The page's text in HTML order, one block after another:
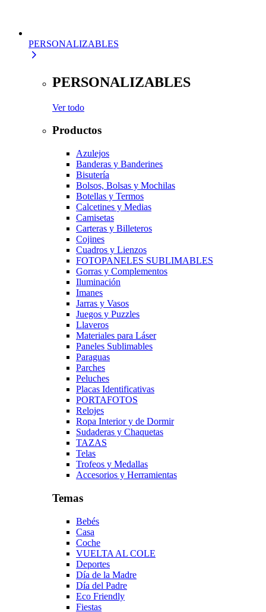
PERSONALIZABLES
PERSONALIZABLES
Ver todo
Productos
Azulejos
Banderas y Banderines
Bisutería
Bolsos, Bolsas y Mochilas
Botellas y Termos
Calcetines y Medias
Camisetas
Carteras y Billeteros
Cojines
Cuadros y Lienzos
FOTOPANELES SUBLIMABLES
Gorras y Complementos
Iluminación
Imanes
Jarras y Vasos
Juegos y Puzzles
Llaveros
Materiales para Láser
Paneles Sublimables
Paraguas
Parches
Peluches
Placas Identificativas
PORTAFOTOS
Relojes
Ropa Interior y de Dormir
Sudaderas y Chaquetas
TAZAS
Telas
Trofeos y Medallas
Accesorios y Herramientas
Temas
Bebés
Casa
Coche
VUELTA AL COLE
Deportes
Día de la Madre
Día del Padre
Eco Friendly
Fiestas